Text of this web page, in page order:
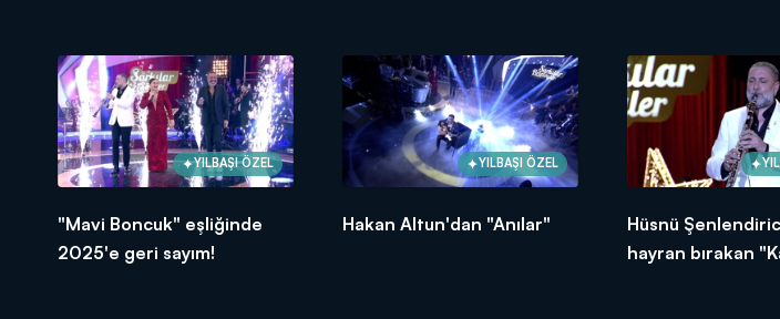
YILBAŞI ÖZEL
"Mavi Boncuk" eşliğinde
2025'e geri sayım!
YILBAŞI ÖZEL
Hakan Altun'dan "Anılar"
Hüsnü
hayran bırakan